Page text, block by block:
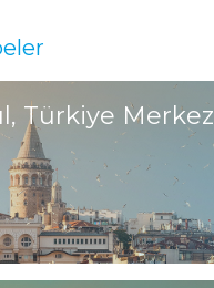
Türkiye Merkez